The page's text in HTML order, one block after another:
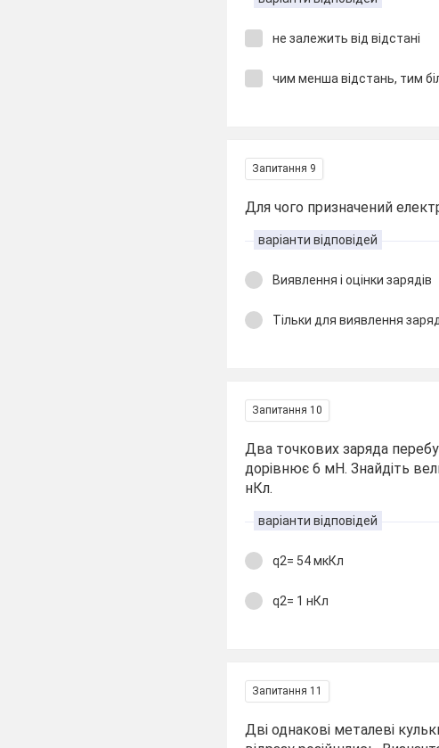
не залежить від відстані
чим менша відстань, тим
Запитання 9
Для чого призначений
варіанти відповідей
Виявлення і оцінки зарядів
Тільки для виявлення
Запитання 10
Два точкових заряда
дорівнює 6 мН. Знайдіть
нКл.
варіанти відповідей
q2= 54 мкКл
q2= 1 нКл
Запитання 11
Дві однакові металеві